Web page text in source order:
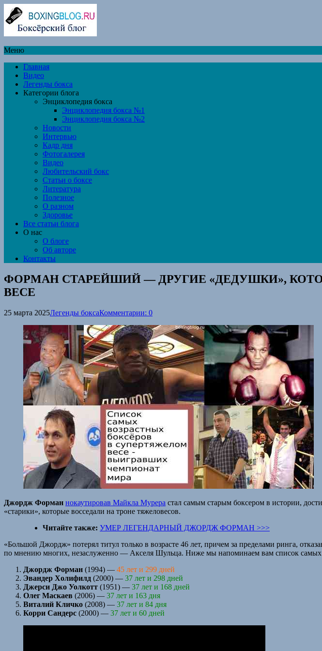
Меню
Главная
Видео
Легенды бокса
Категории блога
Энциклопедия бокса
Энциклопедия бокса №1
Энциклопедия бокса №2
Новости
Интервью
Кадр дня
Фотогалерея
Видео
Любительский бокс
Статьи о боксе
Литература
Полезное
О разном
Здоровье
Все статьи блога
О нас
О блоге
Об авторе
Контакты
ФОРМАН СТАРЕЙШИЙ — ДРУГИЕ «ДЕДУШКИ»,
ВЕСЕ
25 марта 2025Легенды боксаКомментарии: 0
Джордж Форман нокаутировав Майкла Мурера стал самым старым боксером в истории,
«старики», которые восседали на троне тяжеловесов.
Читайте также: УМЕР ЛЕГЕНДАРНЫЙ ДЖОРДЖ ФОРМАН >>>
«Большой Джордж» потерял титул только в возрасте 46 лет, причем за пределами ринга,
по мнению многих, незаслуженно — Акселя Шульца. Ниже мы напоминаем вам список самых
Джордж Форман (1994) — 45 лет и 299 дней
Эвандер Холифилд (2000) — 37 лет и 298 дней
Джерси Джо Уолкотт (1951) — 37 лет и 168 дней
Олег Маскаев (2006) — 37 лет и 163 дня
Виталий Кличко (2008) — 37 лет и 84 дня
Корри Сандерс (2000) — 37 лет и 60 дней